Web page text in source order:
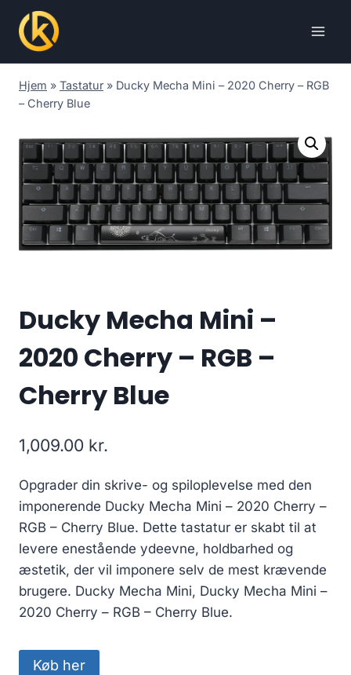
content
Hjem » Tastatur » Ducky Mecha Mini – 2020 Cherry – RGB
– Cherry Blue
Ducky Mecha Mini –
2020 Cherry – RGB –
Cherry Blue
1,009.00 kr.
Opgrader din skrive- og spiloplevelse med den
imponerende Ducky Mecha Mini – 2020 Cherry –
RGB – Cherry Blue. Dette tastatur er skabt til at
levere enestående ydeevne, holdbarhed og
æstetik, der vil imponere selv de mest krævende
brugere. Ducky Mecha Mini, Ducky Mecha Mini –
2020 Cherry – RGB – Cherry Blue.
Køb her